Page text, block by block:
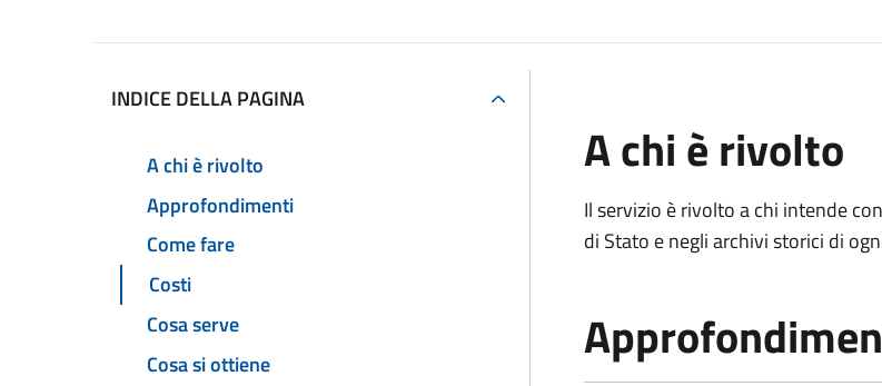
INDICE DELLA PAGINA
A chi è rivolto
Approfondimenti
Come fare
Costi
Cosa serve
Cosa si ottiene
A chi è rivolto
Il servizio è rivolto a chi intende
di Stato e negli archivi storici di